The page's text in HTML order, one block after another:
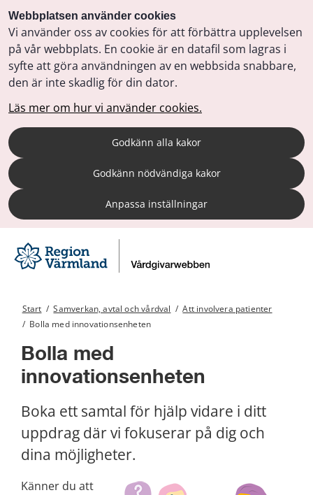
Webbplatsen använder cookies
Vi använder oss av cookies för att förbättra upplevelsen
på vår webbplats. En cookie är en datafil som lagras i
syfte att göra användningen av en webbsida snabbare,
den är inte skadlig för din dator.
Läs mer om hur vi använder cookies.
Godkänn alla kakor
Godkänn nödvändiga kakor
Anpassa inställningar
Start / Samverkan, avtal och vårdval / Att involvera patienter
/ Bolla med innovationsenheten
Bolla med
innovationsenheten
Boka ett samtal för hjälp vidare i ditt
uppdrag där vi fokuserar på dig och
dina möjligheter.
Känner du att